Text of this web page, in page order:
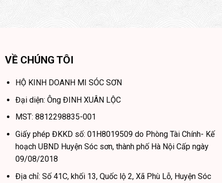
VỀ CHÚNG TÔI
HỘ KINH DOANH MI SÓC SƠN
Đại diện: Ông ĐINH XUÂN LỘC
MST: 8812298835-001
Giấy phép ĐKKD số: 01H8019509 do Phòng Tài Chính- Kế
hoạch UBND Huyện Sóc sơn, thành phố Hà Nội Cấp ngày
09/08/2018
Địa chỉ: Số 41C, khối 13, Quốc lộ 2, Xã Phù Lỗ, Huyện Sóc